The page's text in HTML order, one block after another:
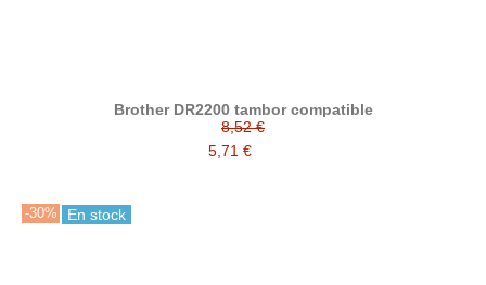
Brother DR2200 tambor compatible
8,52 €
5,71 €
-30% En stock